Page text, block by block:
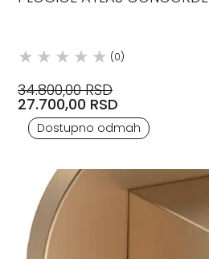
(0)
34.800,00 RSD
27.700,00 RSD
Dostupno odmah